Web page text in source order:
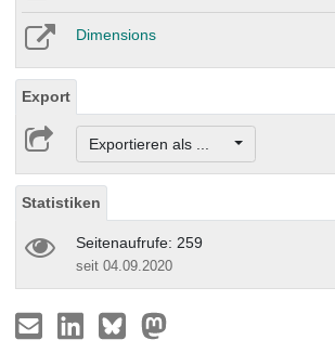
Dimensions
Export
Exportieren als ...
Statistiken
Seitenaufrufe: 259
seit 04.09.2020